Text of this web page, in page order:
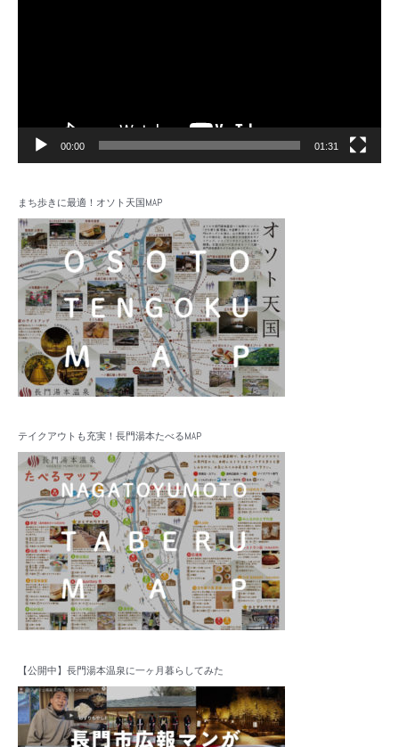
00:00 01:31
まち歩きに最適！オソト天国MAP
テイクアウトも充実！長門湯本たべるMAP
【公開中】長門湯本温泉に一ヶ月暮らしてみた